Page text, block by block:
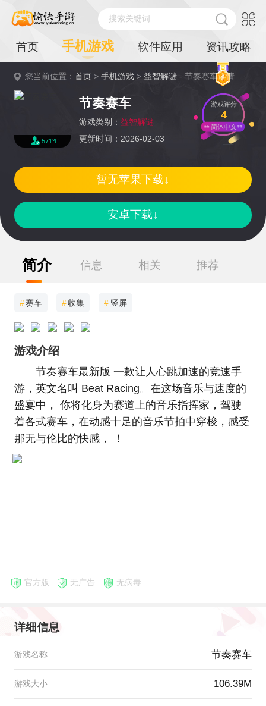
搜索关键词...
首页 手机游戏 软件应用 资讯攻略
您当前位置：首页 >手机游戏 >益智解谜 - 节奏赛车详情
571℃
节奏赛车
游戏类别： 益智解谜
更新时间：2026-02-03
游戏评分
4
简体中文
安卓下载↓
暂无苹果下载↓
简介 信息 相关 推荐
#赛车 #收集 # 竖屏
游戏介绍
节奏赛车最新版 一款让人心跳加速的竞速手
游，英文名叫 Beat Racing。在这场音乐与速度的
盛宴中， 你将化身为赛道上的音乐指挥家，驾驶
着各式赛车，在动感十足的音乐节拍中穿梭，感受
那无与伦比的快感， ！
官方版 无广告 无病毒
详细信息
游戏名称 节奏赛车
游戏大小 106.39M